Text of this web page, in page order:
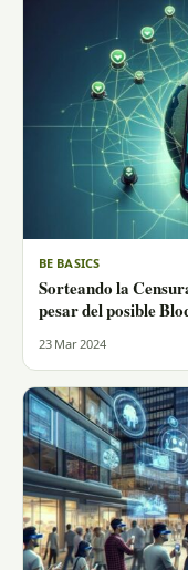
BE BASICS
Sorteando la
pesar del posible
23 Mar 2024